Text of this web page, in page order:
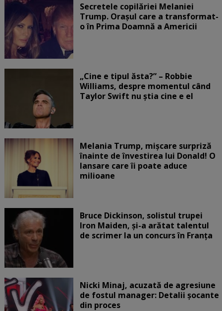
Secretele copilăriei Melaniei
Trump. Orașul care a transformat-
o în Prima Doamnă a Americii
„Cine e tipul ăsta?” – Robbie
Williams, despre momentul când
Taylor Swift nu știa cine e el
Melania Trump, mișcare surpriză
înainte de învestirea lui Donald! O
lansare care îi poate aduce
milioane
Bruce Dickinson, solistul trupei
Iron Maiden, şi-a arătat talentul
de scrimer la un concurs în Franţa
Nicki Minaj, acuzată de agresiune
de fostul manager: Detalii șocante
din proces